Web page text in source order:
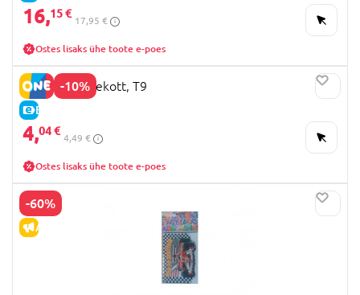
16,15 €
17,95 €
Ostes lisaks ühe toote e-poes
-10%
E-HIND
Paberist kinkekott, T9
4,04 €
4,49 €
Ostes lisaks ühe toote e-poes
-60%
ALLAHINDLUS